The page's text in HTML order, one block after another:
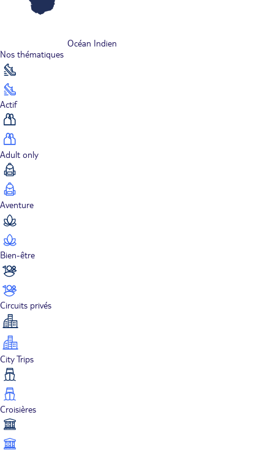
Océan Indien
Nos thématiques
Actif
Adult only
Aventure
Bien-être
Circuits privés
City Trips
Croisières